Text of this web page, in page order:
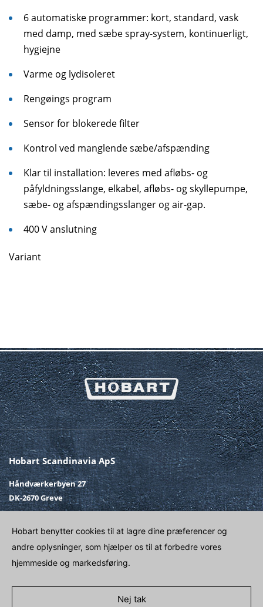
6 automatiske programmer: kort, standard, vask
med damp, med sæbe spray-system, kontinuerligt,
hygiejne
Varme og lydisoleret
Rengøings program
Sensor for blokerede filter
Kontrol ved manglende sæbe/afspænding
Klar til installation: leveres med afløbs- og
påfyldningsslange, elkabel, afløbs- og skyllepumpe,
sæbe- og afspændingsslanger og air-gap.
400 V anslutning
Variant
Hobart Scandinavia ApS
Håndværkerbyen 27
DK-2670 Greve
Fax
+45 43 90 50 02
E-post
SALG@HOBART.DK
Venligst kontakt
Hobart benytter cookies til at lagre dine præferencer og
andre oplysninger, som hjælper os til at forbedre vores
hjemmeside og markedsføring.
Nej tak